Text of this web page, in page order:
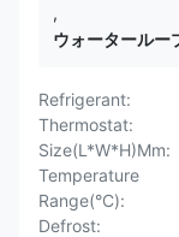
,
ウォータールー
Refrigerant:
Thermostat:
Size(L*W*H)Mm:
Temperature
Range(°C):
Defrost: